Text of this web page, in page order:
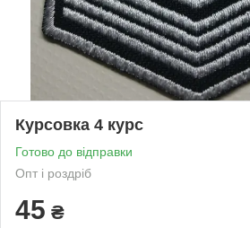
Курсовка 4 курс
Готово до відправки
Опт і роздріб
45 ₴